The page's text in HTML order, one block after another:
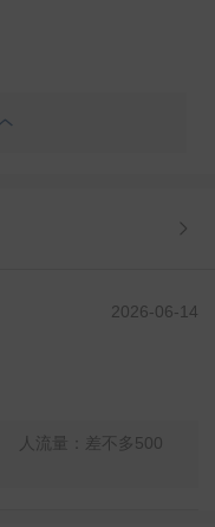
2026-06-14
人流量：差不多500